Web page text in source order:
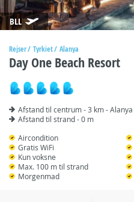
BLL
Rejser Tyrkiet Alanya
Day One Beach Resort
Afstand til centrum - 3 km - Alanya
Afstand til strand - 0 m
Aircondition
Gratis WiFi
Kun voksne
Max. 100 m til strand
Morgenmad